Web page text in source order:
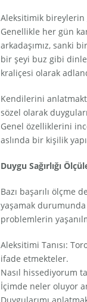
Aleksitimik bireylerin
Genellikle her gün
arkadaşımız, sanki
bir şeyi buz gibi
kraliçesi olarak
Kendilerini
sözel olarak
Genel özelliklerini
aslında bir kişilik
Duygu Sağırlığı
Bazı başarılı ölçme
yaşamak
problemlerin
Aleksitimi Tanısı:
ifade etmekteler.
Nasıl hissediyorum
İçimde neler oluyor